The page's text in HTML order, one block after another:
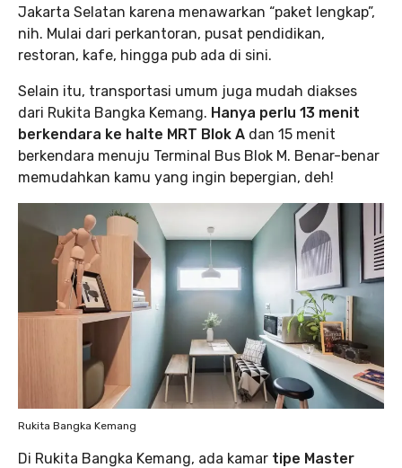
Jakarta Selatan karena menawarkan “paket lengkap”,
nih. Mulai dari perkantoran, pusat pendidikan,
restoran, kafe, hingga pub ada di sini.
Selain itu, transportasi umum juga mudah diakses
dari Rukita Bangka Kemang. Hanya perlu 13 menit
berkendara ke halte MRT Blok A dan 15 menit
berkendara menuju Terminal Bus Blok M. Benar-benar
memudahkan kamu yang ingin bepergian, deh!
Rukita Bangka Kemang
Di Rukita Bangka Kemang, ada kamar tipe Master